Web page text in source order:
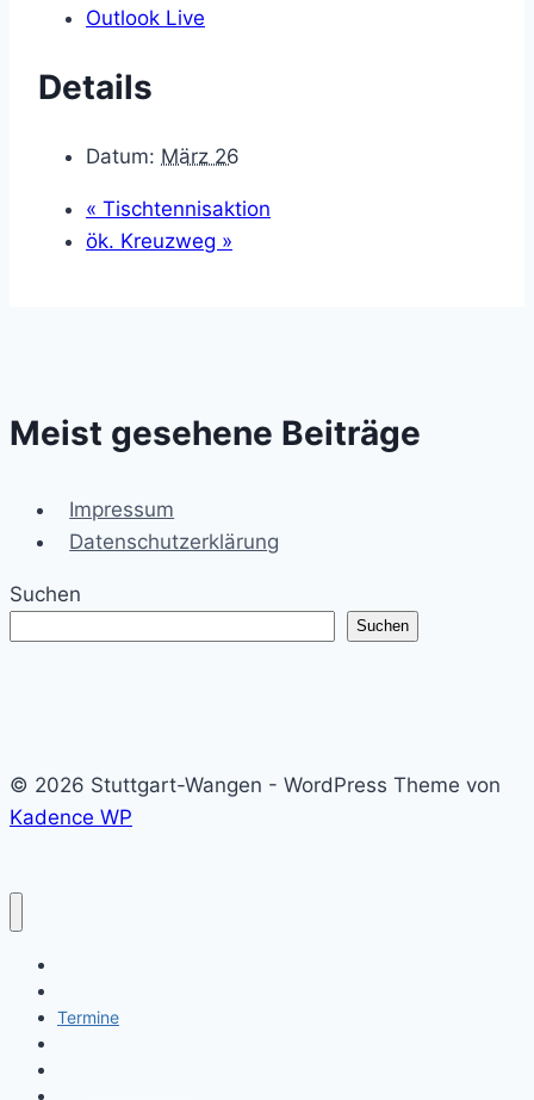
Outlook Live
Details
Datum: März 26
« Tischtennisaktion
ök. Kreuzweg »
Meist gesehene Beiträge
Impressum
Datenschutzerklärung
Suchen
Suchen
© 2026 Stuttgart-Wangen - WordPress Theme von
Kadence WP
Termine